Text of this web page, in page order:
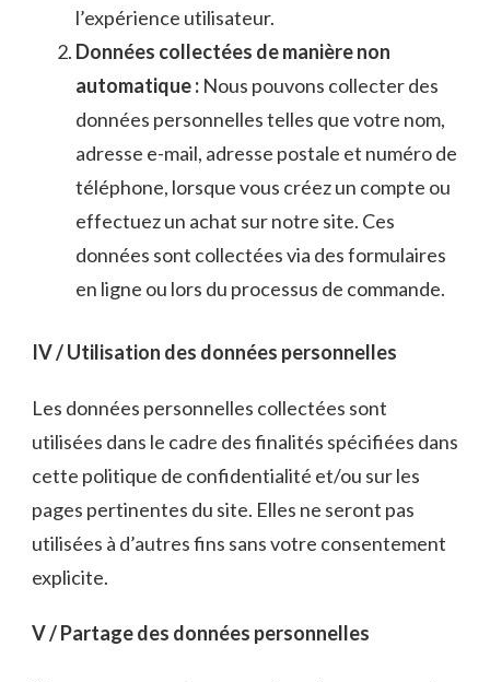
l’expérience utilisateur.
Données collectées de manière non
automatique : Nous pouvons collecter des
données personnelles telles que votre nom,
adresse e-mail, adresse postale et numéro de
téléphone, lorsque vous créez un compte ou
effectuez un achat sur notre site. Ces
données sont collectées via des formulaires
en ligne ou lors du processus de commande.
IV / Utilisation des données personnelles
Les données personnelles collectées sont
utilisées dans le cadre des finalités spécifiées dans
cette politique de confidentialité et/ou sur les
pages pertinentes du site. Elles ne seront pas
utilisées à d’autres fins sans votre consentement
explicite.
V / Partage des données personnelles